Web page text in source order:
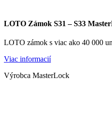
LOTO Zámok S31 – S33
LOTO zámok s viac ako 40 000
Viac informacií
Výrobca MasterLock